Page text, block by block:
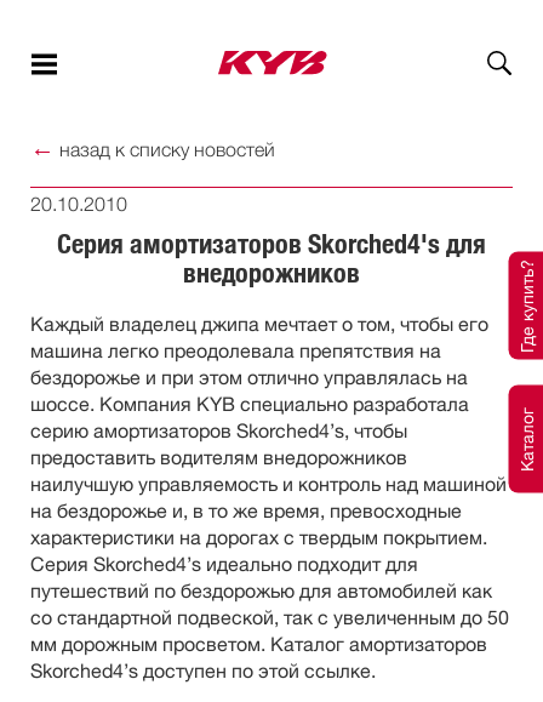
Где купить?
Каталог
← назад к списку новостей
20.10.2010
Серия амортизаторов Skorched4's для
внедорожников
Каждый владелец джипа мечтает о том, чтобы его
машина легко преодолевала препятствия на
бездорожье и при этом отлично управлялась на
шоссе. Компания KYB специально разработала
серию амортизаторов Skorched4’s, чтобы
предоставить водителям внедорожников
наилучшую управляемость и контроль над машиной
на бездорожье и, в то же время, превосходные
характеристики на дорогах с твердым покрытием.
Серия Skorched4’s идеально подходит для
путешествий по бездорожью для автомобилей как
со стандартной подвеской, так с увеличенным до 50
мм дорожным просветом. Каталог амортизаторов
Skorched4’s доступен по этой ссылке.